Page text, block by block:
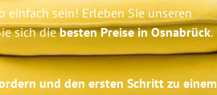
einfach sein! Erleben Sie unseren
sich diebesten Preise in Osnabrück.
und den ersten Schritt zu einem